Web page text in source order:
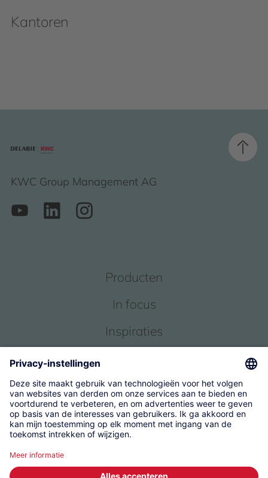
Kantoren
KWC Group Management AG
Producten
In focus
Inspiraties
Over ons
© 2026 KWC Group Management AG